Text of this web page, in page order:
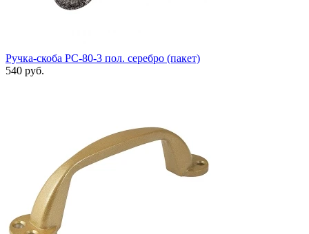
Ручка-скоба РС-80-3 пол. серебро (пакет)
540 руб.